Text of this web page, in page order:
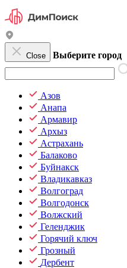
Close Выберите город
Азов
Анапа
Армавир
Архыз
Астрахань
Балаково
Буйнакск
Владикавказ
Волгоград
Волгодонск
Волжский
Геленджик
Горячий ключ
Грозный
Дербент